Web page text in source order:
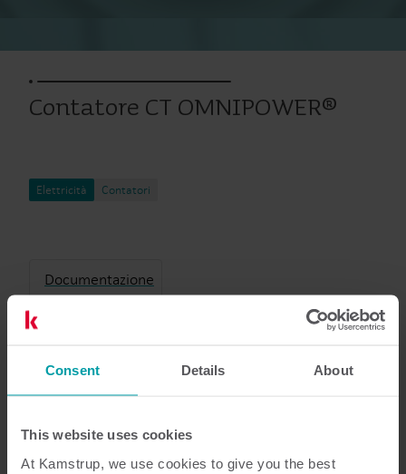
Consent Details About
This website uses cookies
At Kamstrup, we use cookies to give you the best
Contatore CT OMNIPOWER®
Elettricità Contatori
Documentazione
Documenti in totale
Scheda tecnica(2)